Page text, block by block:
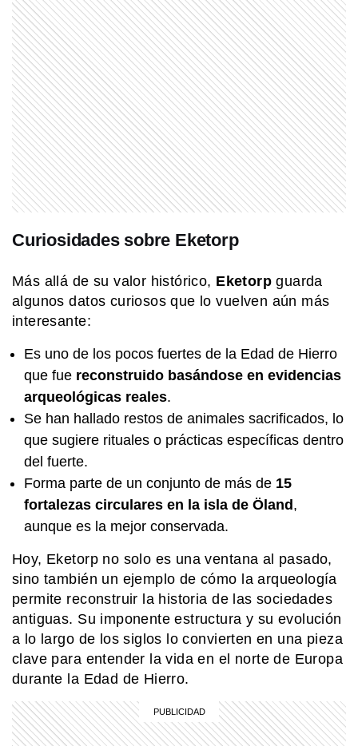
Curiosidades sobre Eketorp
Más allá de su valor histórico, Eketorp guarda
algunos datos curiosos que lo vuelven aún más
interesante:
Es uno de los pocos fuertes de la Edad de Hierro
que fue reconstruido basándose en evidencias
arqueológicas reales.
Se han hallado restos de animales sacrificados, lo
que sugiere rituales o prácticas específicas dentro
del fuerte.
Forma parte de un conjunto de más de 15
fortalezas circulares en la isla de Öland,
aunque es la mejor conservada.
Hoy, Eketorp no solo es una ventana al pasado,
sino también un ejemplo de cómo la arqueología
permite reconstruir la historia de las sociedades
antiguas. Su imponente estructura y su evolución
a lo largo de los siglos lo convierten en una pieza
clave para entender la vida en el norte de Europa
durante la Edad de Hierro.